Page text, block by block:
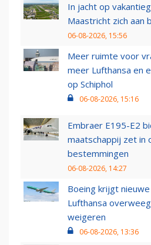
In jacht op
Maastricht zich aan
06-08-2026, 15:56
Meer ruimte voor
meer Lufthansa en
op Schiphol
06-08-2026, 15:16
Embraer E195-E2
maatschappij zet in
bestemmingen
06-08-2026, 14:27
Boeing krijgt
Lufthansa
weigeren
06-08-2026, 13:36